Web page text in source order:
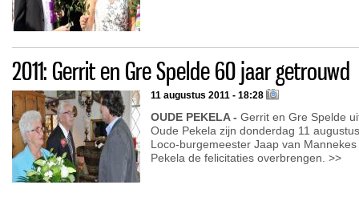
2011: Gerrit en Gre Spelde 60 jaar getrouwd
11 augustus 2011 - 18:28
OUDE PEKELA - Gerrit en Gre Spelde
Oude Pekela zijn donderdag 11
Loco-burgemeester Jaap van
Pekela de felicitaties overbrengen. >>